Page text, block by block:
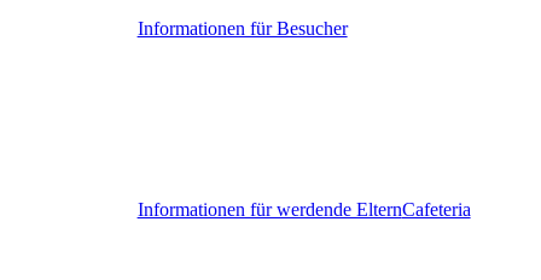
Informationen für Besucher
Informationen für werdende ElternCafeteria